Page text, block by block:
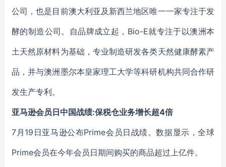
公司，也是目前澳大利亚及新西兰地区唯一一家专注于发
酵的制造公司。自品牌成立起，Bio-E就专注于以澳洲本
土天然原材料为基础，专业制造研发各类天然健康酵素产
品，并与澳洲墨尔本皇家理工大学等科研机构共同合作研
发生产专利。
亚马逊会员日中国战绩:保税仓业务增长超4倍
7月19日亚马逊公布Prime会员日战绩。数据显示，全球
Prime会员在今年会员日期间购买的商品超过上亿件。